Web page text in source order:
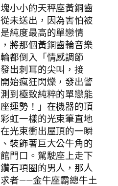
小小的天秤座黃銅齒
未送出，因為害怕被
純度最高的單戀情
將那個黃銅齒輪音樂
都倒入「情感調節
出刺耳的尖叫，接
始瘋狂閃爍，發出警
到極致純粹的單戀能
運勢！」在機器的頂
虹一樣的光束筆直地
光束衝出屋頂的一瞬
裝飾著巨大公牛角的
門口。駕駛座上走下
石項圈的男人，那人
者——金牛座霸總牛土